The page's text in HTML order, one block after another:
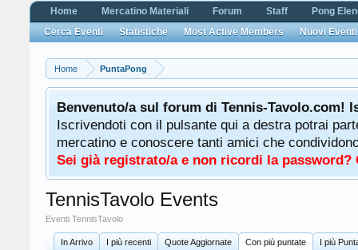
Home PuntaPong
Benvenuto/a sul forum di Tennis-Tavolo.com!
Iscrivendoti con il pulsante qui a destra potrai
mercatino e conoscere tanti amici che
Sei già registrato/a e non ricordi la
TennisTavolo Events
Eventi TennisTavolo
In Arrivo I più recenti Quote Aggiornate Con più puntate I più
Home Mercatino Materiali Forum Staff
Pong
Cerca Eventi
Statistiche Most Active Members Nuovi Eventi